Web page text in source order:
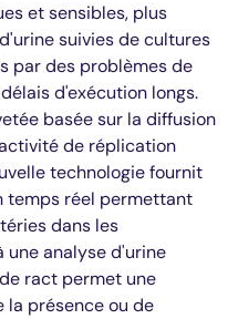
et sensibles, plus
suivies de cultures
par des problèmes de
d'exécution longs.
basée sur la diffusion
de réplication
technologie fournit
temps réel permettant
dans les
une analyse d'urine
ract permet une
présence ou de